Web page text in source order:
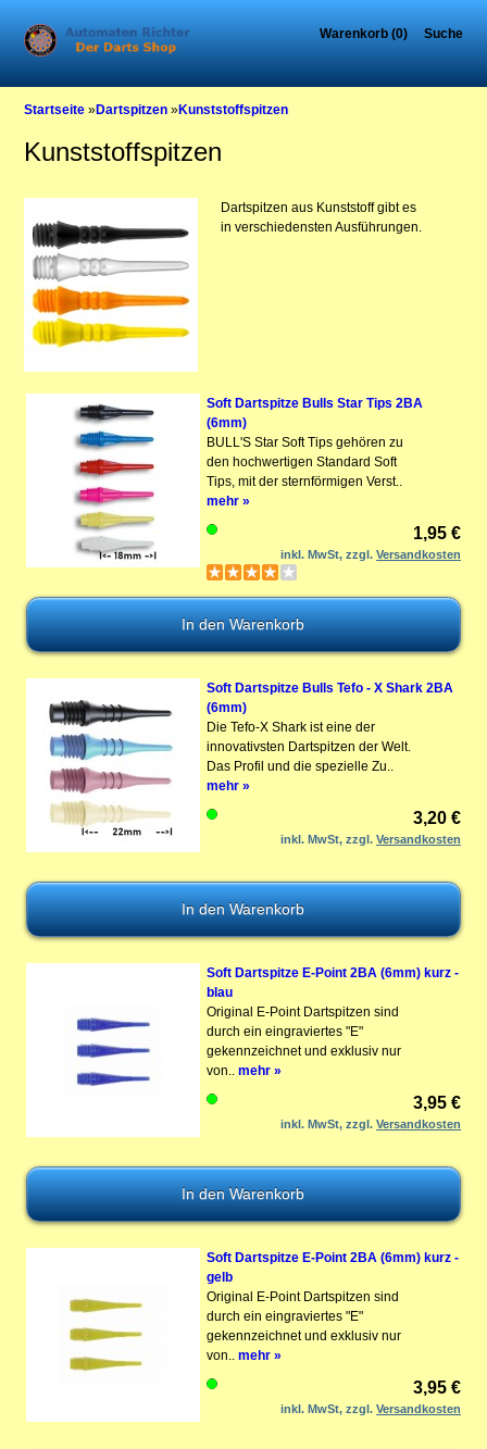
Warenkorb (0) Suche
Startseite »Dartspitzen »Kunststoffspitzen
Kunststoffspitzen
Dartspitzen aus Kunststoff gibt es
in verschiedensten Ausführungen.
Soft Dartspitze Bulls Star Tips 2BA
(6mm)
BULL'S Star Soft Tips gehören zu
den hochwertigen Standard Soft
Tips, mit der sternförmigen Verst..
mehr »
1,95 €
inkl. MwSt, zzgl.Versandkosten
Soft Dartspitze Bulls Tefo - X Shark 2BA
(6mm)
Die Tefo-X Shark ist eine der
innovativsten Dartspitzen der Welt.
Das Profil und die spezielle Zu..
mehr »
3,20 €
inkl. MwSt, zzgl.Versandkosten
Soft Dartspitze E-Point 2BA (6mm) kurz -
blau
Original E-Point Dartspitzen sind
durch ein eingraviertes "E"
gekennzeichnet und exklusiv nur
von.. mehr »
3,95 €
inkl. MwSt, zzgl.Versandkosten
Soft Dartspitze E-Point 2BA (6mm) kurz -
gelb
Original E-Point Dartspitzen sind
durch ein eingraviertes "E"
gekennzeichnet und exklusiv nur
von.. mehr »
3,95 €
inkl. MwSt, zzgl.Versandkosten